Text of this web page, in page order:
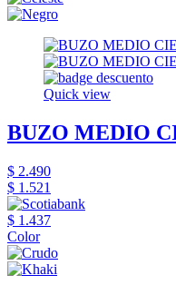
Quick view
BUZO MEDIO
$ 2.490
$ 1.521
$ 1.437
Color